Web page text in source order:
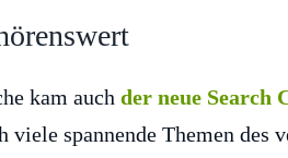
kam auch der neue Search
viele spannende Themen des